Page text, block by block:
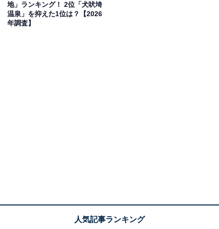
地」ランキング！ 2位「犬吠埼
温泉」を抑えた1位は？【2026
年調査】